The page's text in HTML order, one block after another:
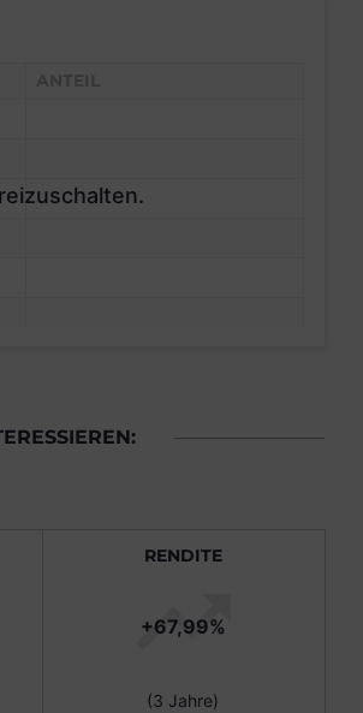
RENDITE
+67,99%
(3 Jahre)